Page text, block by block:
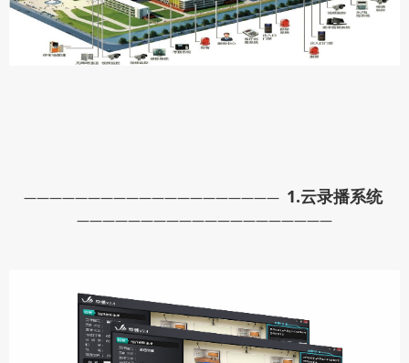
———————————————————— 1.云录播系统
————————————————————